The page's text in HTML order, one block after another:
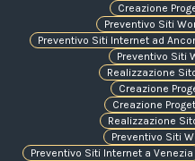
Creazione
Preventivo Siti
Preventivo Siti Internet ad
Preventivo Siti
Realizzazione
Creazione
Creazione
Realizzazione
Preventivo Siti
Preventivo Siti Internet a Venezia